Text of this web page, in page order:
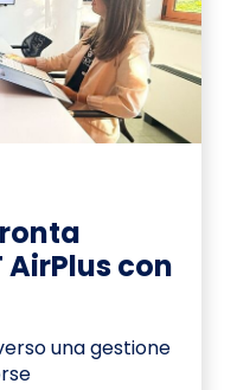
con
una gestione